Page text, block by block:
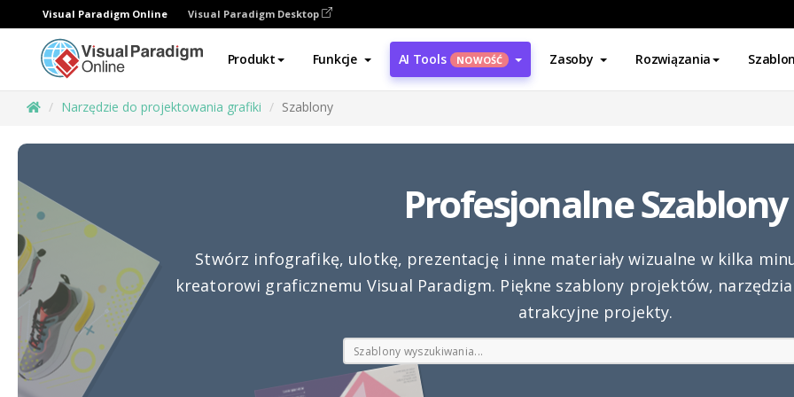
Visual Paradigm Online Visual Paradigm Desktop
Produkt Funkcje AI Tools NOWOŚĆ Zasoby Rozwiązania
Narzędzie do projektowania grafiki Szablony
Profesjonalne Szablony
Stwórz infografikę, ulotkę, prezentację i inne materiały wizualne w kilka
kreatorowi graficznemu Visual Paradigm. Piękne szablony projektów,
atrakcyjne projekty.